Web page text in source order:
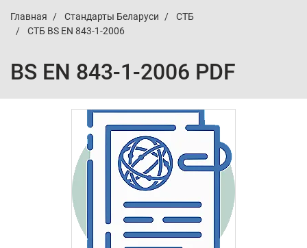
Главная Стандарты Беларуси
СТБ
СТБ BS EN 843-1-2006
BS EN 843-1-2006 PDF